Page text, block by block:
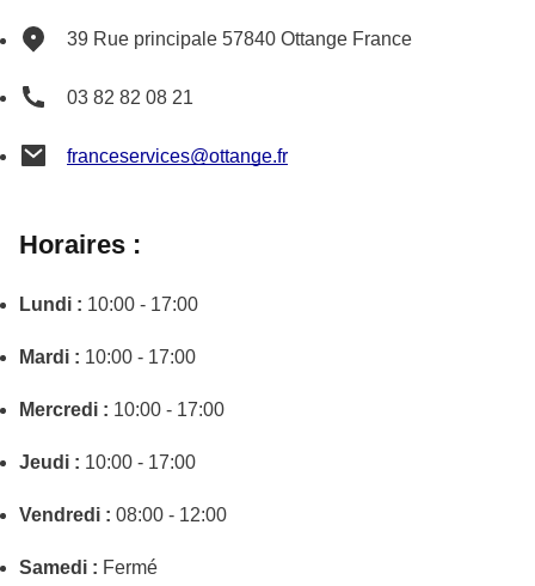
39 Rue principale 57840 Ottange France
03 82 82 08 21
franceservices@ottange.fr
Horaires :
Lundi : 10:00 - 17:00
Mardi : 10:00 - 17:00
Mercredi : 10:00 - 17:00
Jeudi : 10:00 - 17:00
Vendredi : 08:00 - 12:00
Samedi : Fermé